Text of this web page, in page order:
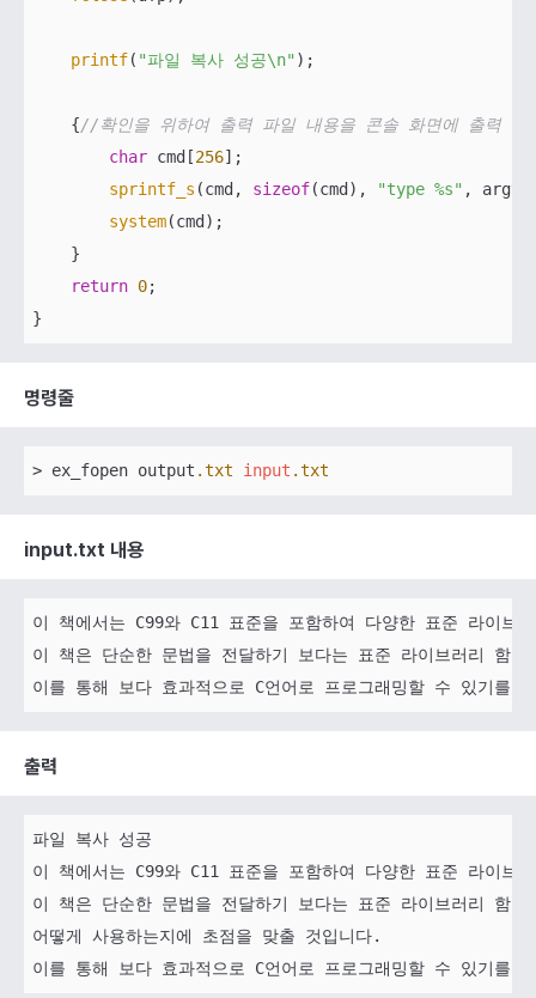
printf( "파일 복사 성공\n" );
    {
//확인을 위하여 출력 파일 내용을 콘솔 화면에 출력
char cmd[256];
sprintf_s (cmd, sizeof(cmd), "type %s" , argv[
system(cmd);
    }
return 0;
명령줄
> ex_fopen output .txt input .txt
input.txt 내용
이 책에서는 C99와 C11 표준을 포함하여 다양한 표준 라이브
이 책은 단순한 문법을 전달하기 보다는 표준 라이브러리 함
출력
파일 복사 성공
이 책에서는 C99와 C11 표준을 포함하여 다양한 표준 라이브
이 책은 단순한 문법을 전달하기 보다는 표준 라이브러리 함수
어떻게 사용하는지에 초점을 맞출 것입니다.